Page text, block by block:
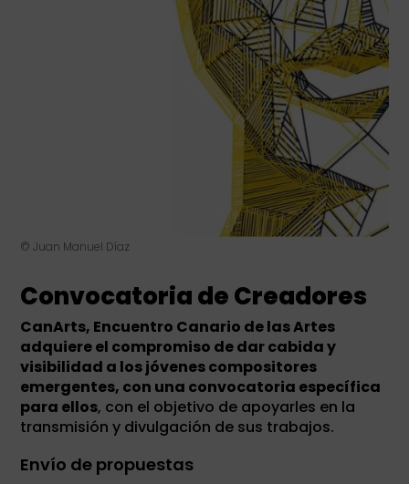
© Juan Manuel Díaz
Convocatoria de Creadores
CanArts, Encuentro Canario de las Artes
adquiere el compromiso de dar cabida y
visibilidad a los jóvenes compositores
emergentes, con una convocatoria específica
para ellos, con el objetivo de apoyarles en la
transmisión y divulgación de sus trabajos.
Envío de propuestas